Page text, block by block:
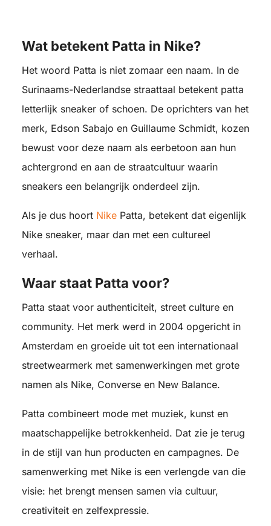
Wat betekent Patta in Nike?
Het woord Patta is niet zomaar een naam. In de
Surinaams-Nederlandse straattaal betekent patta
letterlijk sneaker of schoen. De oprichters van het
merk, Edson Sabajo en Guillaume Schmidt, kozen
bewust voor deze naam als eerbetoon aan hun
achtergrond en aan de straatcultuur waarin
sneakers een belangrijk onderdeel zijn.
Als je dus hoort Nike Patta, betekent dat eigenlijk
Nike sneaker, maar dan met een cultureel
verhaal.
Waar staat Patta voor?
Patta staat voor authenticiteit, street culture en
community. Het merk werd in 2004 opgericht in
Amsterdam en groeide uit tot een internationaal
streetwearmerk met samenwerkingen met grote
namen als Nike, Converse en New Balance.
Patta combineert mode met muziek, kunst en
maatschappelijke betrokkenheid. Dat zie je terug
in de stijl van hun producten en campagnes. De
samenwerking met Nike is een verlengde van die
visie: het brengt mensen samen via cultuur,
creativiteit en zelfexpressie.